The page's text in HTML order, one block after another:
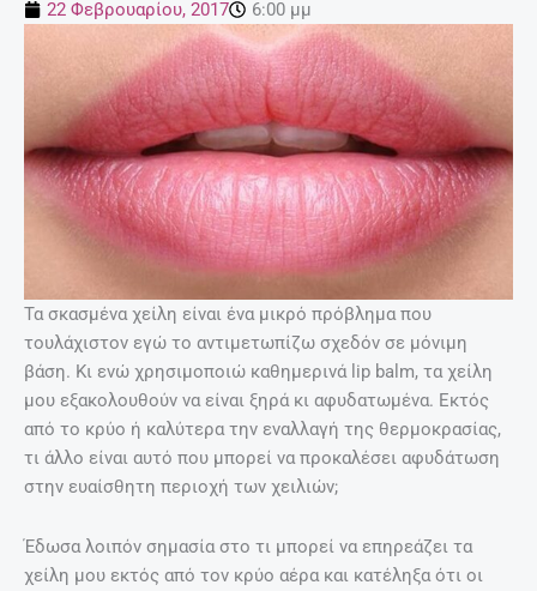
22 Φεβρουαρίου, 2017 6:00 μμ
Τα σκασμένα χείλη είναι ένα μικρό πρόβλημα που
τουλάχιστον εγώ το αντιμετωπίζω σχεδόν σε μόνιμη
βάση. Κι ενώ χρησιμοποιώ καθημερινά lip balm, τα χείλη
μου εξακολουθούν να είναι ξηρά κι αφυδατωμένα. Εκτός
από το κρύο ή καλύτερα την εναλλαγή της θερμοκρασίας,
τι άλλο είναι αυτό που μπορεί να προκαλέσει αφυδάτωση
στην ευαίσθητη περιοχή των χειλιών;
Έδωσα λοιπόν σημασία στο τι μπορεί να επηρεάζει τα
χείλη μου εκτός από τον κρύο αέρα και κατέληξα ότι οι